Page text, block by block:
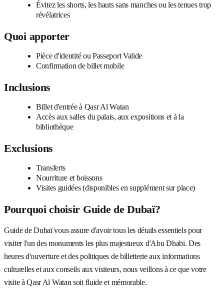
Évitez les shorts, les hauts sans manches ou les tenues trop
révélatrices
Quoi apporter
Pièce d'identité ou Passeport Valide
Confirmation de billet mobile
Inclusions
Billet d'entrée à Qasr Al Watan
Accès aux salles du palais, aux expositions et à la
bibliothèque
Exclusions
Transferts
Nourriture et boissons
Visites guidées (disponibles en supplément sur place)
Pourquoi choisir Guide de Dubaï?
Guide de Dubaï vous assure d'avoir tous les détails essentiels pour
visiter l'un des monuments les plus majestueux d'Abu Dhabi. Des
heures d'ouverture et des politiques de billetterie aux informations
culturelles et aux conseils aux visiteurs, nous veillons à ce que votre
visite à Qasr Al Watan soit fluide et mémorable.